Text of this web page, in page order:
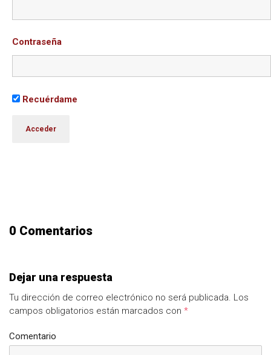
Contraseña
Recuérdame
0 Comentarios
Dejar una respuesta
Tu dirección de correo electrónico no será publicada. Los
campos obligatorios están marcados con *
Comentario